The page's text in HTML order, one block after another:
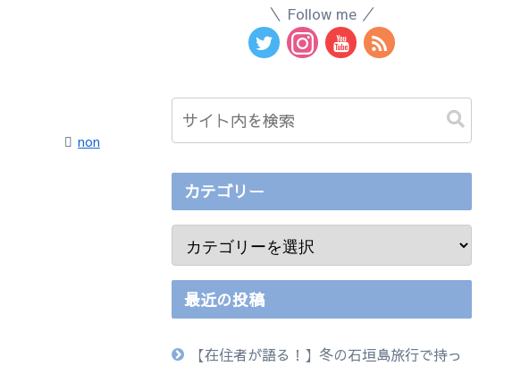
non
Follow me
カテゴリー
最近の投稿
【在住者が語る！】冬の石垣島旅行で持っ